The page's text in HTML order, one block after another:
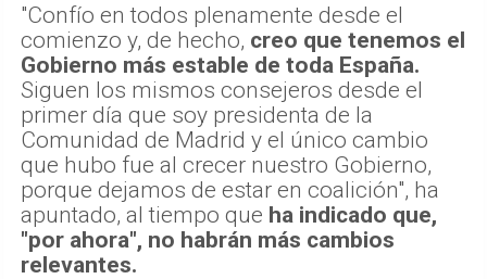
"Confío en todos plenamente desde el
comienzo y, de hecho, creo que tenemos el
Gobierno más estable de toda España.
Siguen los mismos consejeros desde el
primer día que soy presidenta de la
Comunidad de Madrid y el único cambio
que hubo fue al crecer nuestro Gobierno,
porque dejamos de estar en coalición", ha
apuntado, al tiempo que ha indicado que,
"por ahora", no habrán más cambios
relevantes.